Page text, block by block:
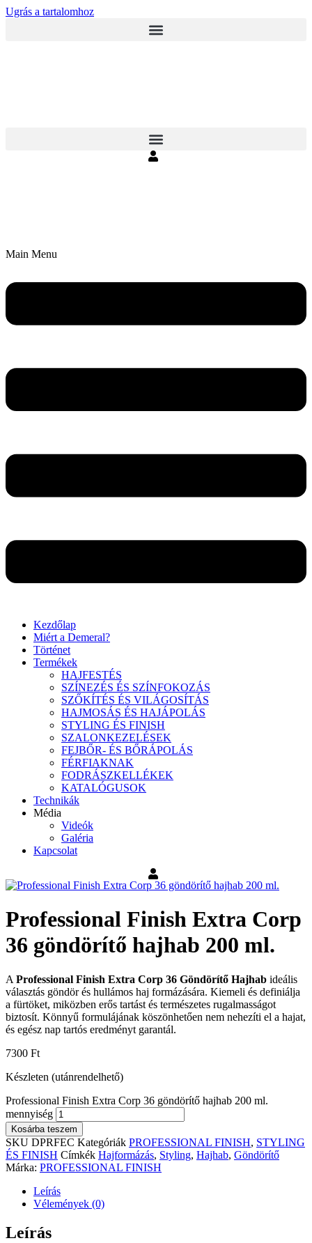
Ugrás a tartalomhoz
Main Menu
Kezdőlap
Miért a Demeral?
Történet
Termékek
HAJFESTÉS
SZÍNEZÉS ÉS SZÍNFOKOZÁS
SZŐKÍTÉS ÉS VILÁGOSÍTÁS
HAJMOSÁS ÉS HAJÁPOLÁS
STYLING ÉS FINISH
SZALONKEZELÉSEK
FEJBŐR- ÉS BŐRÁPOLÁS
FÉRFIAKNAK
FODRÁSZKELLÉKEK
KATALÓGUSOK
Technikák
Média
Videók
Galéria
Kapcsolat
Professional Finish Extra Corp
36 göndörítő hajhab 200 ml.
A Professional Finish Extra Corp 36 Göndörítő Hajhab ideális
választás göndör és hullámos haj formázására. Kiemeli és definiálja
a fürtöket, miközben erős tartást és természetes rugalmasságot
biztosít. Könnyű formulájának köszönhetően nem nehezíti el a hajat,
és egész nap tartós eredményt garantál.
7300 Ft
Készleten (utánrendelhető)
Professional Finish Extra Corp 36 göndörítő hajhab 200 ml.
mennyiség
Kosárba teszem
SKU DPRFEC Kategóriák PROFESSIONAL FINISH, STYLING
ÉS FINISH Címkék Hajformázás, Styling, Hajhab, Göndörítő
Márka: PROFESSIONAL FINISH
Leírás
Vélemények (0)
Leírás